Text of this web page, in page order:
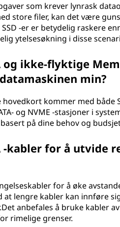
som krever lynrask
store filer, kan det være
-er er betydelig raskere
ytelsesøkning i disse
og ikke-flyktige
min?
kommer med både
og NVME -stasjoner i
på dine behov og
-kabler for å utvide
for å øke
lengre kabler kan innføre
anbefales å bruke kabler
rimelige grenser.